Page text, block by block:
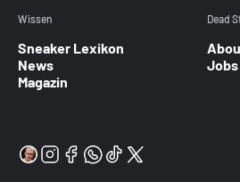
Wissen
Sneaker Lexikon
News
Magazin
Dead
Jobs